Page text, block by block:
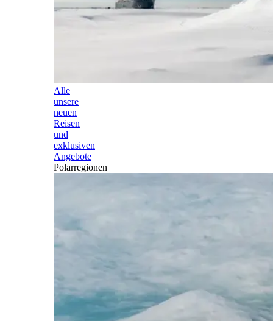
Alle
unsere
neuen
Reisen
und
exklusiven
Angebote
Polarregionen